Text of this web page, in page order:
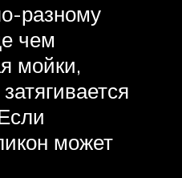
разному
чем
мойки,
может